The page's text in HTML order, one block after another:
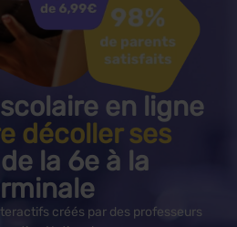
en ligne
décoller ses
de la 6e à la
créés par des professeurs